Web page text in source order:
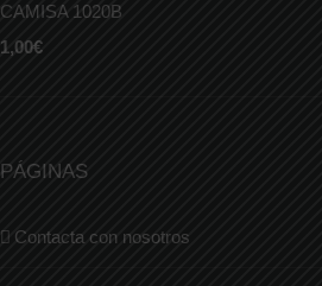
CAMISA 1020B
1,00€
PÁGINAS
Contacta con nosotros